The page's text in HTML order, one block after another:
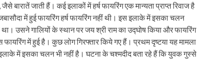
बारातें जाती हैं। कई इलाकों में हर्ष फायरिंग एक मान्यता प्राप्त रिवाज है
में हुई फायरिंग हर्ष फायरिंग नहीं थी। इस इलाके में इसका चलन
उसने गालियों के स्थान पर जय श्री राम का उद्घोष किया और फायरिंग
में हुई है। कुछ लोग गिरफ्तार किये गए हैं। प्रथम दृष्टया यह मामला
में इसका चलन भी नहीं है। घटना के चश्मदीद बता रहे हैं कि युवक गुस्से